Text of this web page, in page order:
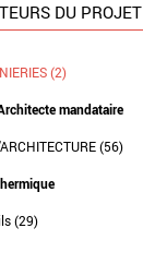
DU PROJET
(2)
mandataire
(56)
(29)